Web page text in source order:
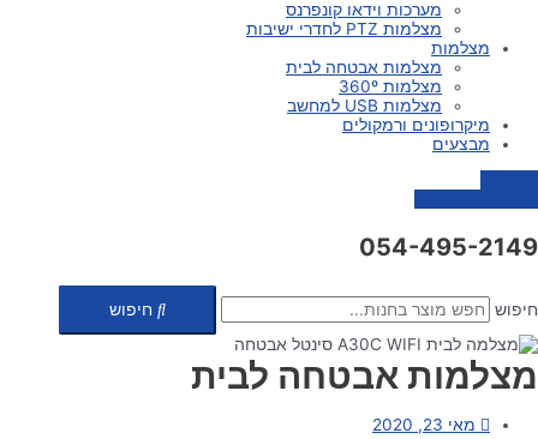
מערכות וידאו קונפרנס
מצלמות PTZ לחדרי ישיבות
מצלמות
מצלמות אבטחה לבית
מצלמות 360º
מצלמות USB למחשב
מיקרופונים ורמקולים
מבצעים
054-495-2149
חיפוש חיפוש
מצלמות אבטחה לבית
מאי 23, 2020